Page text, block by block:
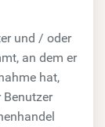
und / oder
an dem er
hat,
Benutzer